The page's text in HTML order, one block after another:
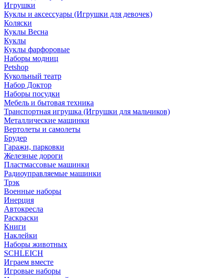
Игрушки
Куклы и аксессуары (Игрушки для девочек)
Коляски
Куклы Весна
Куклы
Куклы фарфоровые
Наборы модниц
Petshop
Кукольный театр
Набор Доктор
Наборы посудки
Мебель и бытовая техника
Транспортная игрушка (Игрушки для мальчиков)
Металлические машинки
Вертолеты и самолеты
Брудер
Гаражи, парковки
Железные дороги
Пластмассовые машинки
Радиоуправляемые машинки
Трэк
Военные наборы
Инерция
Автокресла
Раскраски
Книги
Наклейки
Наборы животных
SCHLEICH
Играем вместе
Игровые наборы